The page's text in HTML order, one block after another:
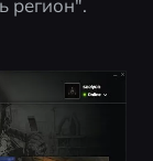
регион".